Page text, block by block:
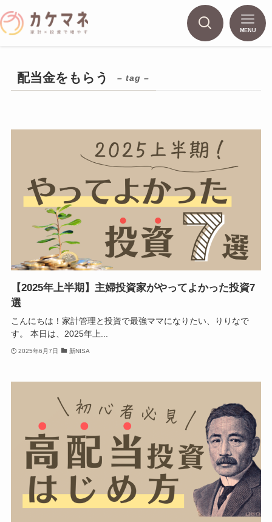
MENU
配当金をもらう – tag –
【2025年上半期】主婦投資家がやってよかった投資7
選
こんにちは！家計管理と投資で最強ママになりたい、りりなで
す。 本日は、2025年上...
2025年6月7日 新NISA